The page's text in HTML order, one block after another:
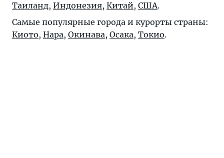
Таиланд, Индонезия, Китай, США.
Самые популярные города и курорты страны:
Киото, Нара, Окинава, Осака, Токио.